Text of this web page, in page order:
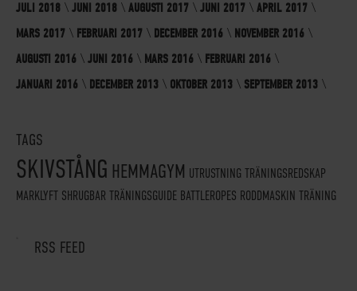
JULI 2018
JUNI 2018 AUGUSTI 2017 JUNI 2017
APRIL 2017
MARS 2017
FEBRUARI 2017 DECEMBER 2016
NOVEMBER 2016
AUGUSTI 2016
JUNI 2016 MARS 2016
FEBRUARI 2016
JANUARI 2016
DECEMBER 2013 OKTOBER 2013 SEPTEMBER 2013
TAGS
SKIVSTÅNG HEMMAGYM UTRUSTNING TRÄNINGSREDSKAP
MARKLYFT SHRUGBAR TRÄNINGSGUIDE BATTLEROPES RODDMASKIN TRÄNING
RSS FEED